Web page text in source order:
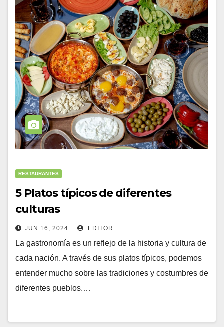
RESTAURANTES
5 Platos típicos de diferentes
culturas
JUN 16, 2024 EDITOR
La gastronomía es un reflejo de la historia y cultura de
cada nación. A través de sus platos típicos, podemos
entender mucho sobre las tradiciones y costumbres de
diferentes pueblos.…